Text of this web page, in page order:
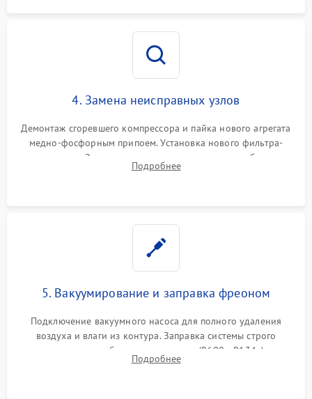
4. Замена неисправных узлов
Демонтаж сгоревшего компрессора и пайка нового агрегата
медно-фосфорным припоем. Установка нового фильтра-
осушителя. Замена изношенных вентиляторов обдува,
сломанных заслонок или поврежденных дверных петель.
Подробнее
5. Вакуумирование и заправка фреоном
Подключение вакуумного насоса для полного удаления
воздуха и влаги из контура. Заправка системы строго
дозированным объемом хладагента (R600a, R134a) по
электронным весам. Контроль рабочего давления в системе.
Подробнее